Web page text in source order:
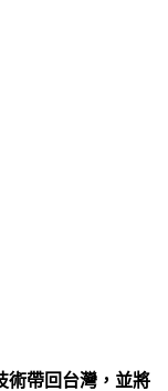
術帶回台灣，並將